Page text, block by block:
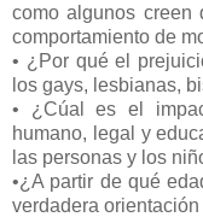
como algunos
comportamiento de
• ¿Por qué el
los gays, lesbianas,
• ¿Cúal es el
humano, legal y
las personas y los
•¿A partir de qué
verdadera